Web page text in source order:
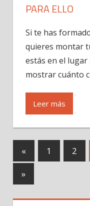
PARA ELLO
Si te has
quieres montar
estás en el lugar
mostrar cuánto
Leer más
Navegación
de
« Previous
Posts
1 2
Next
Posts
»